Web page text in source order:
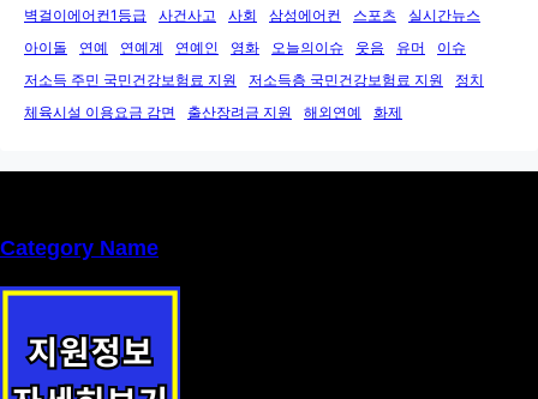
벽걸이에어컨1등급
사건사고 사회 삼성에어컨 스포츠
실시간뉴스
아이돌
연예 연예계 연예인 영화 오늘의이슈 웃음 유머
이슈
저소득 주민 국민건강보험료 지원
저소득층 국민건강보험료 지원
정치
체육시설 이용요금 감면
출산장려금 지원 해외연예 화제
Category Name